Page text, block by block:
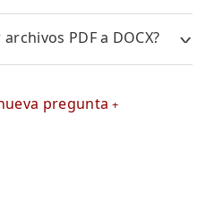
PDF a DOCX?
pregunta